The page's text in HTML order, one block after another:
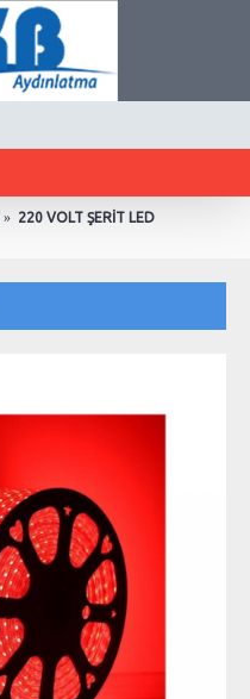
220 VOLT ŞERİT LED